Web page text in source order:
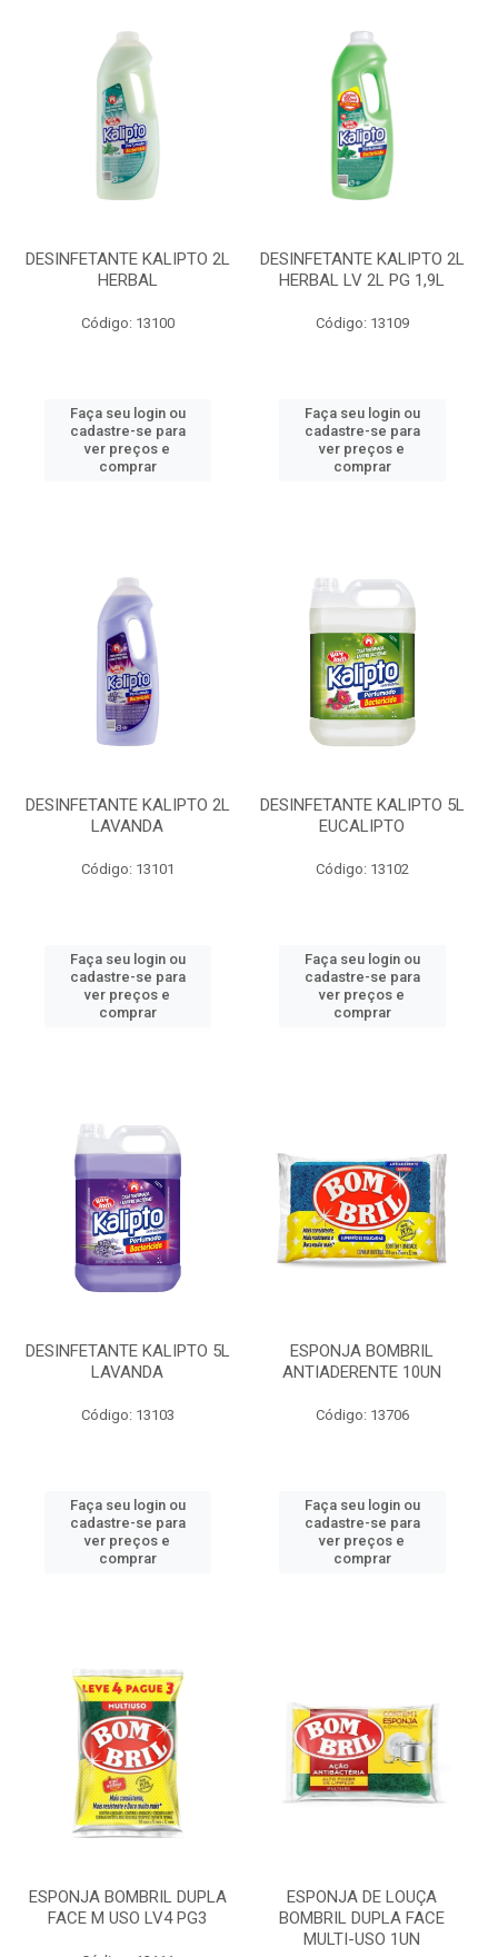
DESINFETANTE KALIPTO 2L
HERBAL
Código: 13100
Faça seu login ou
cadastre-se para
ver preços e
comprar
DESINFETANTE KALIPTO 2L
HERBAL LV 2L PG 1,9L
Código: 13109
Faça seu login ou
cadastre-se para
ver preços e
comprar
DESINFETANTE KALIPTO 2L
LAVANDA
Código: 13101
Faça seu login ou
cadastre-se para
ver preços e
comprar
DESINFETANTE KALIPTO 5L
EUCALIPTO
Código: 13102
Faça seu login ou
cadastre-se para
ver preços e
comprar
DESINFETANTE KALIPTO 5L
LAVANDA
Código: 13103
Faça seu login ou
cadastre-se para
ver preços e
comprar
ESPONJA BOMBRIL
ANTIADERENTE 10UN
Código: 13706
Faça seu login ou
cadastre-se para
ver preços e
comprar
ESPONJA BOMBRIL DUPLA
FACE M USO LV4 PG3
ESPONJA DE LOUÇA
BOMBRIL DUPLA FACE
MULTI-USO 1UN